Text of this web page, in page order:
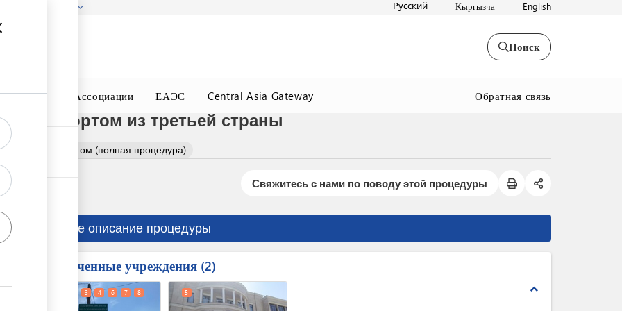
Русский Кыргызча English
Поиск
Окна Ассоциации ЕАЭС Central Asia Gateway Обратная связь
транспортом из третьей страны
авиа транспортом (полная процедура)
Свяжитесь с нами по поводу этой процедуры
Краткое описание процедуры
Вовлеченные учреждения 2
expand_less
3 4 6 7
8
5